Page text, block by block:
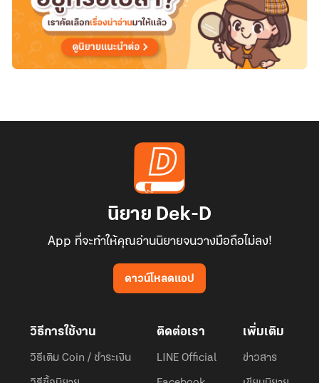
นิยาย Dek-D
App ที่จะทำให้คุณอ่านนิยายจนวางมือถือไม่ลง!
ดาวน์โหลดแอป
วิธีการใช้งาน
วิธีเติม Coin / ชำระเงิน
ติดต่อเรา
LINE Official
เพิ่มเติม
ข่าวสาร